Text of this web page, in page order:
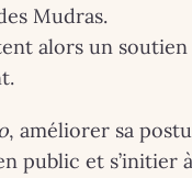
Mudras.
alors un
, améliorer sa
public et s’initier